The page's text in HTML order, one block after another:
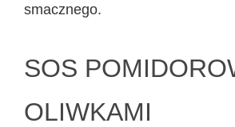
smacznego.
SOS
OLIWKAMI